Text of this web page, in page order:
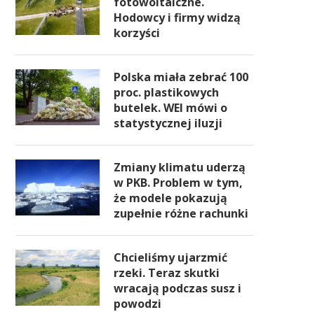
Hodowcy i firmy widzą
korzyści
Polska miała zebrać 100
proc. plastikowych
butelek. WEI mówi o
statystycznej iluzji
Zmiany klimatu uderzą
w PKB. Problem w tym,
że modele pokazują
zupełnie różne rachunki
Chcieliśmy ujarzmić
rzeki. Teraz skutki
wracają podczas susz i
powodzi